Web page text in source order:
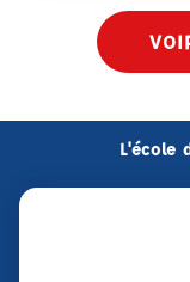
L'école